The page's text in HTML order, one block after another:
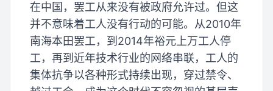
在中国，罢工从来没有被政府允许过。但这
并不意味着工人没有行动的可能。从2010年
南海本田罢工，到2014年裕元上万工人停
工，再到近年技术行业的网络串联，工人的
集体抗争以各种形式持续出现，穿过禁令、